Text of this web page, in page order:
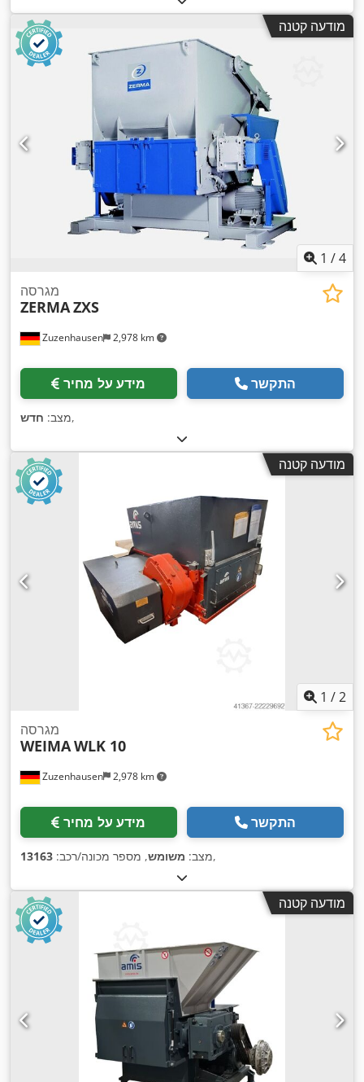
מודעה קטנה
1 /4
Zuzenhausen 2,978 km
מגרסה
ZERMAZXS
מידע על מחיר התקשר
מצב: חדש ,
מודעה קטנה
1 /2
Zuzenhausen 2,978 km
מגרסה
WEIMAWLK 10
מידע על מחיר התקשר
מצב: משומש, מספר מכונה/רכב: 13163 ,
מודעה קטנה